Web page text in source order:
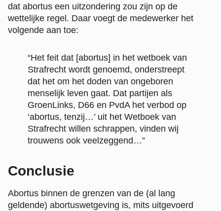
dat abortus een uitzondering zou zijn op de
wettelijke regel. Daar voegt de medewerker het
volgende aan toe:
“Het feit dat [abortus] in het wetboek van
Strafrecht wordt genoemd, onderstreept
dat het om het doden van ongeboren
menselijk leven gaat. Dat partijen als
GroenLinks, D66 en PvdA het verbod op
‘abortus, tenzij…’ uit het Wetboek van
Strafrecht willen schrappen, vinden wij
trouwens ook veelzeggend…”
Conclusie
Abortus binnen de grenzen van de (al lang
geldende) abortuswetgeving is, mits uitgevoerd